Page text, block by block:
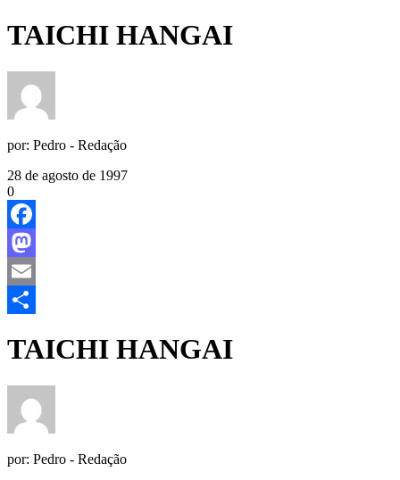
TAICHI HANGAI
por: Pedro - Redação
28 de agosto de 1997
0
Facebook
Mastodon
Email
TAICHI HANGAI
por: Pedro - Redação